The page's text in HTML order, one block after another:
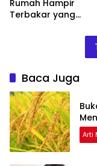
Rumah Hampir
Terbakar yang
Baca Juga
Arti